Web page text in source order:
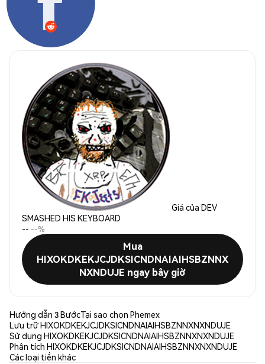
Giá của DEV
SMASHED HIS KEYBOARD
-- --%
Mua
HIXOKDKEKJCJDKSICNDNAIAIHSBZNNX
NXNDUJE ngay bây giờ
Hướng dẫn 3 BướcTại sao chọn Phemex
Lưu trữ HIXOKDKEKJCJDKSICNDNAIAIHSBZNNXNXNDUJE
Sử dụng HIXOKDKEKJCJDKSICNDNAIAIHSBZNNXNXNDUJE
Phân tích HIXOKDKEKJCJDKSICNDNAIAIHSBZNNXNXNDUJE
Các loại tiền khác